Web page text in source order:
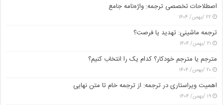
اصطلاحات تخصصی ترجمه: واژه‌نامه جامع
۲۲ /بهمن/ ۱۴۰۴
ترجمه ماشینی: تهدید یا فرصت؟
۲۱ /بهمن/ ۱۴۰۴
مترجم یا مترجم خودکار؟ کدام یک را انتخاب کنیم؟
۲۰ /بهمن/ ۱۴۰۴
اهمیت ویراستاری در ترجمه: از ترجمه خام تا متن نهایی
۱۹ /بهمن/ ۱۴۰۴